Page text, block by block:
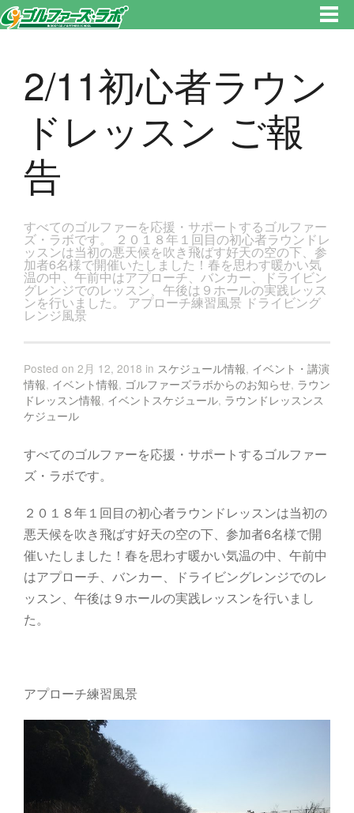
松河田で気軽にゴルフレッスン！
2/11初心者ラウン
ドレッスン ご報
告
すべてのゴルファーを応援・サポートするゴルファー
ズ・ラボです。 ２０１８年１回目の初心者ラウンドレ
ッスンは当初の悪天候を吹き飛ばす好天の空の下、参
加者6名様で開催いたしました！春を思わす暖かい気
温の中、午前中はアプローチ、バンカー、ドライビン
グレンジでのレッスン、午後は９ホールの実践レッス
ンを行いました。 アプローチ練習風景 ドライビング
レンジ風景
Posted on 2月 12, 2018 in スケジュール情報, イベント・講演
情報, イベント情報, ゴルファーズラボからのお知らせ, ラウン
ドレッスン情報, イベントスケジュール, ラウンドレッスンス
ケジュール
すべてのゴルファーを応援・サポートするゴルファー
ズ・ラボです。
２０１８年１回目の初心者ラウンドレッスンは当初の
悪天候を吹き飛ばす好天の空の下、参加者6名様で開
催いたしました！春を思わす暖かい気温の中、午前中
はアプローチ、バンカー、ドライビングレンジでのレ
ッスン、午後は９ホールの実践レッスンを行いまし
た。
アプローチ練習風景